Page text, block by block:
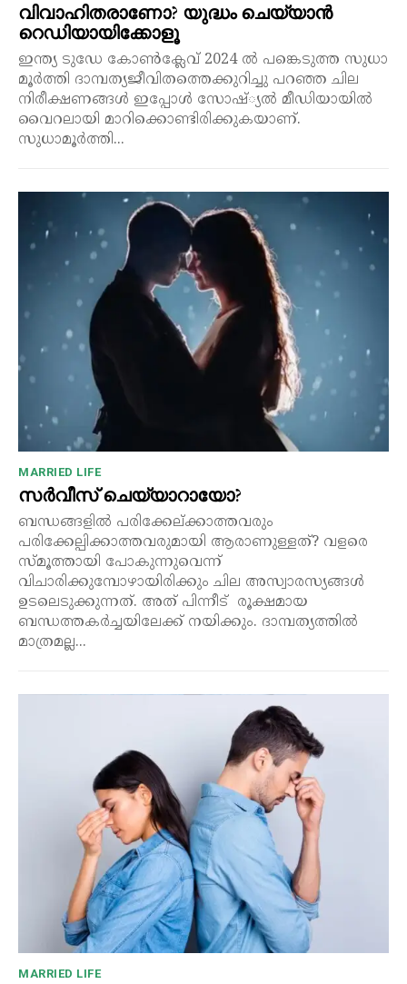
വിവാഹിതരാണോ? യുദ്ധം ചെയ്യാൻ
റെഡിയായിക്കോളൂ
ഇന്ത്യ ടുഡേ കോൺക്ലേവ് 2024 ൽ പങ്കെടുത്ത സുധാ
മൂർത്തി ദാമ്പത്യജീവിതത്തെക്കുറിച്ചു പറഞ്ഞ ചില
നിരീക്ഷണങ്ങൾ ഇപ്പോൾ സോഷ്്യൽ മീഡിയായിൽ
വൈറലായി മാറിക്കൊണ്ടിരിക്കുകയാണ്.
സുധാമൂർത്തി...
MARRIED LIFE
സർവീസ് ചെയ്യാറായോ?
ബന്ധങ്ങളിൽ പരിക്കേല്ക്കാത്തവരും
പരിക്കേല്പിക്കാത്തവരുമായി ആരാണുള്ളത്? വളരെ
സ്മൂത്തായി പോകുന്നുവെന്ന്
വിചാരിക്കുമ്പോഴായിരിക്കും ചില അസ്വാരസ്യങ്ങൾ
ഉടലെടുക്കുന്നത്. അത് പിന്നീട് രൂക്ഷമായ
ബന്ധത്തകർച്ചയിലേക്ക് നയിക്കും. ദാമ്പത്യത്തിൽ
മാത്രമല്ല...
MARRIED LIFE